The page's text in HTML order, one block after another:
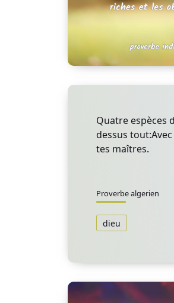
Quatre espèces
dessus
tes maîtres.
Proverbe algerien
dieu